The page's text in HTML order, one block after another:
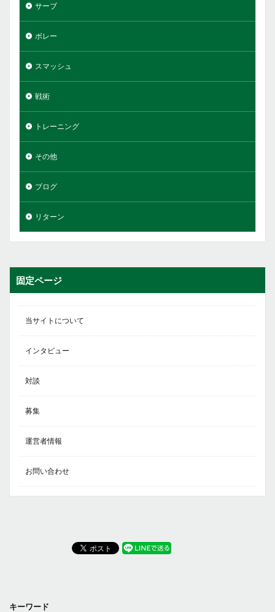
サーブ
ボレー
スマッシュ
戦術
トレーニング
その他
ブログ
リターン
固定ページ
当サイトについて
インタビュー
対談
募集
運営者情報
お問い合わせ
キーワード